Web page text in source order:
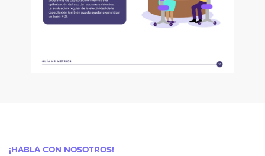
¡HABLA CON NOSOTROS!